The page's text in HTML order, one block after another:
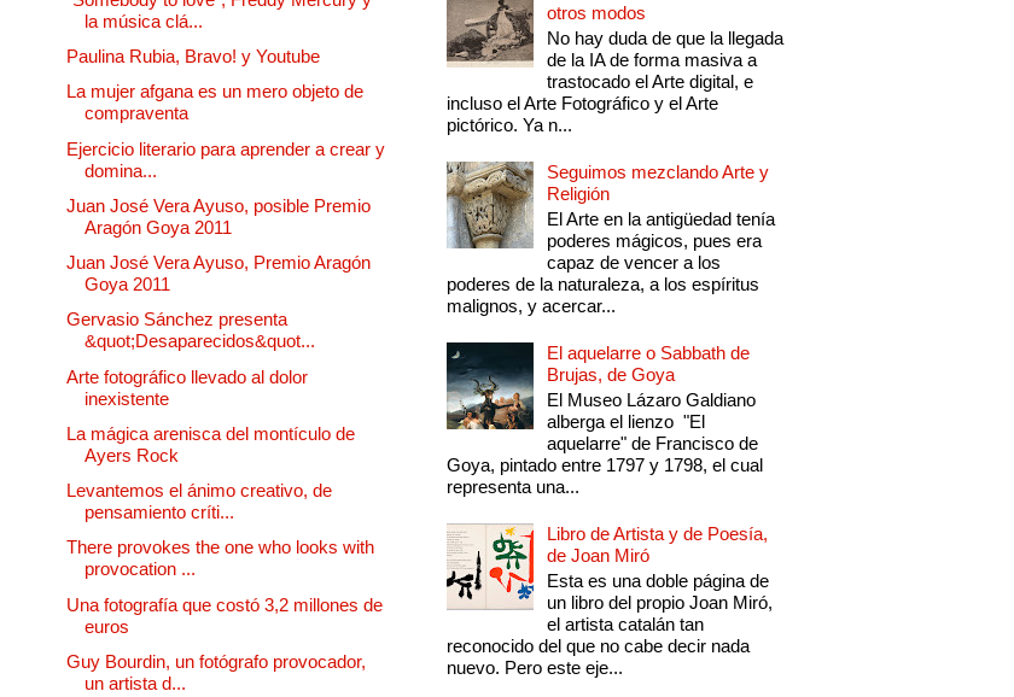
la música clá...
Paulina Rubia, Bravo! y Youtube
La mujer afgana es un mero objeto de
compraventa
Ejercicio literario para aprender a crear y
domina...
Juan José Vera Ayuso, posible Premio
Aragón Goya 2011
Juan José Vera Ayuso, Premio Aragón
Goya 2011
Gervasio Sánchez presenta
&quot;Desaparecidos&quot...
Arte fotográfico llevado al dolor
inexistente
La mágica arenisca del montículo de
Ayers Rock
Levantemos el ánimo creativo, de
pensamiento críti...
There provokes the one who looks with
provocation ...
Una fotografía que costó 3,2 millones de
euros
Guy Bourdin, un fotógrafo provocador,
un artista d...
otros modos
No hay duda de que la llegada
de la IA de forma masiva a
trastocado el Arte digital, e
incluso el Arte Fotográfico y el Arte
pictórico. Ya n...
Seguimos mezclando Arte y
Religión
El Arte en la antigüedad tenía
poderes mágicos, pues era
capaz de vencer a los
poderes de la naturaleza, a los espíritus
malignos, y acercar...
El aquelarre o Sabbath de
Brujas, de Goya
El Museo Lázaro Galdiano
alberga el lienzo "El
aquelarre" de Francisco de
Goya, pintado entre 1797 y 1798, el cual
representa una...
Libro de Artista y de Poesía,
de Joan Miró
Esta es una doble página de
un libro del propio Joan Miró,
el artista catalán tan
reconocido del que no cabe decir nada
nuevo. Pero este eje...